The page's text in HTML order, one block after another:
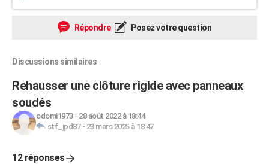
Répondre Posez votre question
Discussions similaires
Rehausser une clôture rigide avec panneaux
soudés
odomi1973- 28 août 2022 à 18:44
stf_jpd87- 23 mars 2025 à 18:47
12 réponses